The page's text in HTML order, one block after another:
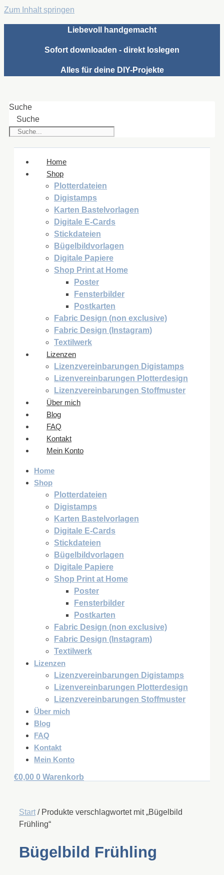
Zum Inhalt springen
Liebevoll handgemacht
Sofort downloaden - direkt loslegen
Alles für deine DIY-Projekte
Suche
Suche
Home
Shop
Plotterdateien
Digistamps
Karten Bastelvorlagen
Digitale E-Cards
Stickdateien
Bügelbildvorlagen
Digitale Papiere
Shop Print at Home
Poster
Fensterbilder
Postkarten
Fabric Design (non exclusive)
Fabric Design (Instagram)
Textilwerk
Lizenzen
Lizenzvereinbarungen Digistamps
Lizenvereinbarungen Plotterdesign
Lizenzvereinbarungen Stoffmuster
Über mich
Blog
FAQ
Kontakt
Mein Konto
Home
Shop
Plotterdateien
Digistamps
Karten Bastelvorlagen
Digitale E-Cards
Stickdateien
Bügelbildvorlagen
Digitale Papiere
Shop Print at Home
Poster
Fensterbilder
Postkarten
Fabric Design (non exclusive)
Fabric Design (Instagram)
Textilwerk
Lizenzen
Lizenzvereinbarungen Digistamps
Lizenvereinbarungen Plotterdesign
Lizenzvereinbarungen Stoffmuster
Über mich
Blog
FAQ
Kontakt
Mein Konto
€0,00 0 Warenkorb
Start / Produkte verschlagwortet mit „Bügelbild
Frühling“
Bügelbild Frühling